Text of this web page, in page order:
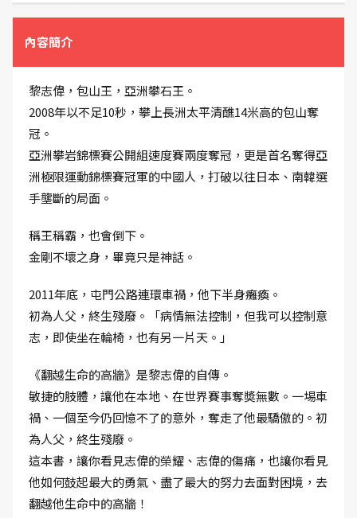
內容簡介
黎志偉，包山王，亞洲攀石王。
2008年以不足10秒，攀上長洲太平清醮14米高的包山奪
冠。
亞洲攀岩錦標賽公開組速度賽兩度奪冠，更是首名奪得亞
洲極限運動錦標賽冠軍的中國人，打破以往日本、南韓選
手壟斷的局面。
稱王稱霸，也會倒下。
金剛不壞之身，畢竟只是神話。
2011年底，屯門公路連環車禍，他下半身癱瘓。
初為人父，終生殘廢。「病情無法控制，但我可以控制意
志，即使坐在輪椅，也有另一片天。」
《翻越生命的高牆》是黎志偉的自傳。
敏捷的肢體，讓他在本地、在世界賽事奪奬無數。一埸車
禍、一個至今仍回憶不了的意外，奪走了他最驕傲的。初
為人父，終生殘廢。
這本書，讓你看見志偉的榮耀、志偉的傷痛，也讓你看見
他如何鼓起最大的勇氣、盡了最大的努力去面對困境，去
翻越他生命中的高牆！